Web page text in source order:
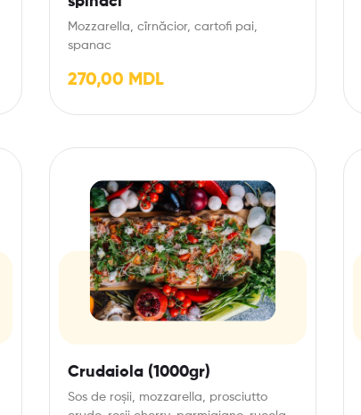
Mozzarella, cîrnăcior, cartofi pai,
spanac
270,00 MDL
Crudaiola (1000gr)
Sos de roșii, mozzarella, prosciutto